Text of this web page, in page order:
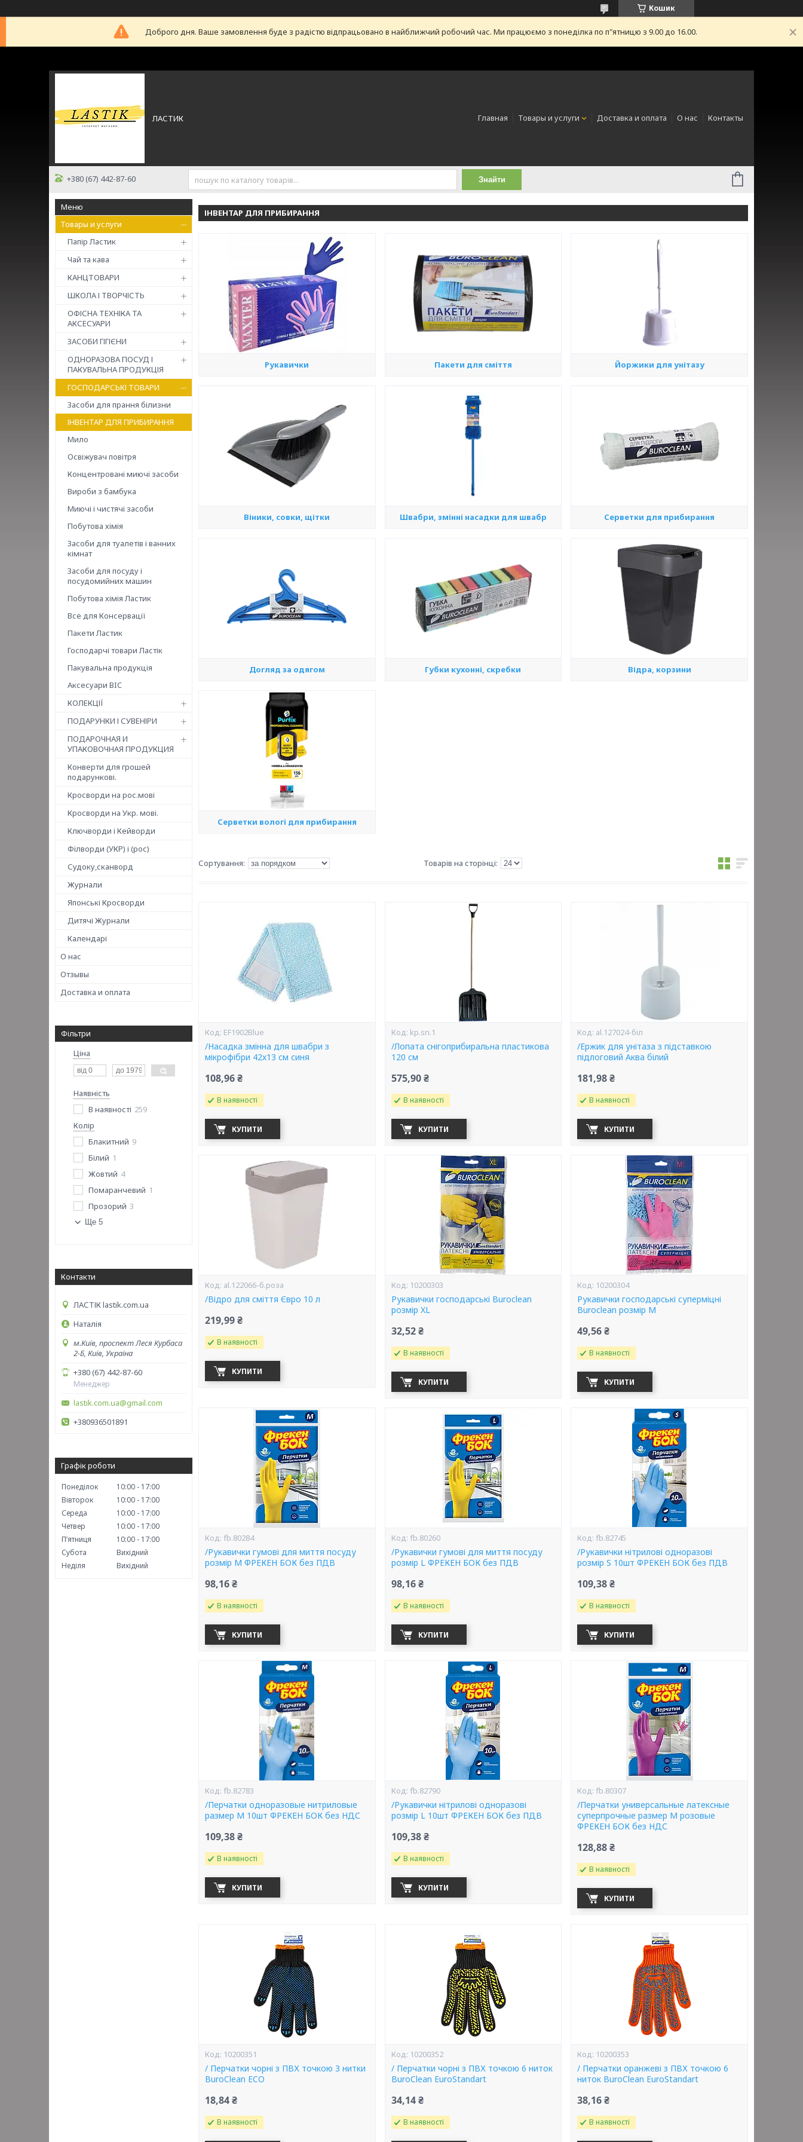
Кошик
Доброго дня. Ваше замовлення буде з радістю відпрацьовано в найближчий робочий час. Ми працюємо з понеділка по п"ятницю з 9.00 до 16.00.
ЛАСТИК Главная Товары и услуги Доставка и оплата О нас Контакты
+380 (67) 442-87-60 Знайти
Товары и услуги
Папір Ластик
Чай та кава
КАНЦТОВАРИ
ШКОЛА І ТВОРЧІСТЬ
ОФІСНА ТЕХНІКА ТА
АКСЕСУАРИ
ЗАСОБИ ГІГІЄНИ
ОДНОРАЗОВА ПОСУД І
ПАКУВАЛЬНА ПРОДУКЦІЯ
ГОСПОДАРСЬКІ ТОВАРИ
Засоби для прання білизни
ІНВЕНТАР ДЛЯ ПРИБИРАННЯ
Мило
Освіжувач повітря
Концентровані миючі засоби
Вироби з бамбука
Миючі і чистячі засоби
Побутова хімія
Засоби для туалетів і ванних
кімнат
Засоби для посуду і
посудомийних машин
Побутова хімія Ластик
Все для Консервації
Пакети Ластик
Господарчі товари Ластік
Пакувальна продукція
Аксесуари BIC
КОЛЕКЦІЇ
ПОДАРУНКИ І СУВЕНІРИ
ПОДАРОЧНАЯ И
УПАКОВОЧНАЯ ПРОДУКЦИЯ
Конверти для грошей
подарункові.
Кросворди на рос.мові
Кросворди на Укр. мові.
Ключворди і Кейворди
Філворди (УКР) і (рос)
Судоку,сканворд
Журнали
Японські Кросворди
Дитячі Журнали
Календарі
О нас
Отзывы
Доставка и оплата
Фільтри
Ціна
Наявність
В наявності 259
Колір
Блакитний 9
Білий 1
Жовтий 4
Помаранчевий 1
Прозорий 3
Ще 5
Контакти
ЛАСТІК lastik.com.ua
Наталія
м.Київ, проспект Леся Курбаса
2-Б, Київ, Україна
+380 (67) 442-87-60
Менеджер
lastik.com.ua@gmail.com
+380936501891
Графік роботи
Понеділок 10:00
17:00
Вівторок
10:00
17:00
Середа
10:00
17:00
Четвер
10:00
17:00
Пʼятниця
10:00
17:00
Субота
Вихідний
Неділя
Вихідний
ІНВЕНТАР ДЛЯ ПРИБИРАННЯ
Рукавички Пакети для сміття Йоржики для унітазу
Віники, совки, щітки Швабри, змінні насадки для швабр Серветки для прибирання
Догляд за одягом Губки кухонні, скребки Відра, корзини
Серветки вологі для прибирання
EF1902Blue
/Насадка змінна для швабри з
мікрофібри 42х13 см синя
108,96 ₴
В наявності
КУПИТИ
kp.sn.1
/Лопата снігоприбиральна пластикова
120 см
575,90 ₴
В наявності
КУПИТИ
al.127024-біл
/Ержик для унітаза з підставкою
підлоговий Аква білий
181,98 ₴
В наявності
КУПИТИ
al.122066-б.роза
/Відро для сміття Євро 10 л
219,99 ₴
В наявності
КУПИТИ
10200303
Рукавички господарські Buroclean
розмір XL
32,52 ₴
В наявності
КУПИТИ
10200304
Рукавички господарські суперміцні
Buroclean розмір M
49,56 ₴
В наявності
КУПИТИ
fb.80284
/Рукавички гумові для миття посуду
розмір M ФРЕКЕН БОК без ПДВ
98,16 ₴
В наявності
КУПИТИ
fb.80260
/Рукавички гумові для миття посуду
розмір L ФРЕКЕН БОК без ПДВ
98,16 ₴
В наявності
КУПИТИ
fb.82745
/Рукавички нітрилові одноразові
розмір S 10шт ФРЕКЕН БОК без ПДВ
109,38 ₴
В наявності
КУПИТИ
fb.82783
/Перчатки одноразовые нитриловые
размер M 10шт ФРЕКЕН БОК без НДС
109,38 ₴
В наявності
КУПИТИ
fb.82790
/Рукавички нітрилові одноразові
розмір L 10шт ФРЕКЕН БОК без ПДВ
109,38 ₴
В наявності
КУПИТИ
fb.80307
/Перчатки универсальные латексные
суперпрочные размер M розовые
ФРЕКЕН БОК без НДС
128,88 ₴
В наявності
КУПИТИ
10200351
/ Перчатки чорні з ПВХ точкою 3 нитки
BuroClean ECO
18,84 ₴
В наявності
10200352
/ Перчатки чорні з ПВХ точкою 6 ниток
BuroClean EuroStandart
34,14 ₴
В наявності
10200353
/ Перчатки оранжеві з ПВХ точкою 6
ниток BuroClean EuroStandart
38,16 ₴
В наявності